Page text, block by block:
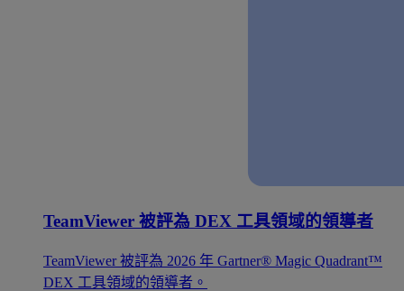
TeamViewer 被評為 DEX 工具領域的領導者
TeamViewer 被評為 2026 年 Gartner® Magic Quadrant™
DEX 工具領域的領導者。